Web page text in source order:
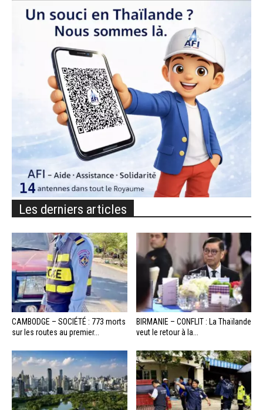
Les derniers articles
CAMBODGE – SOCIÉTÉ : 773 morts
sur les routes au premier...
BIRMANIE – CONFLIT : La Thaïlande
veut le retour à la...